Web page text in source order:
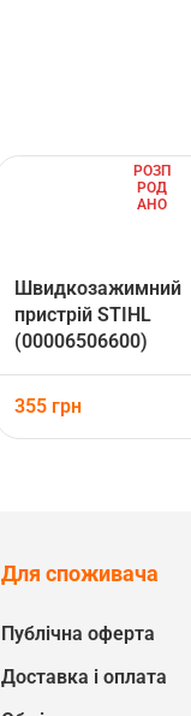
РОЗП
РОД
АНО
Швидкозажимний
пристрій STIHL
(00006506600)
355 грн
Для споживача
Публічна оферта
Доставка і оплата